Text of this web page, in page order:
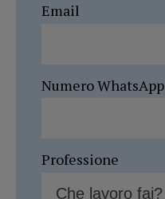
Email
Numero WhatsApp
Professione